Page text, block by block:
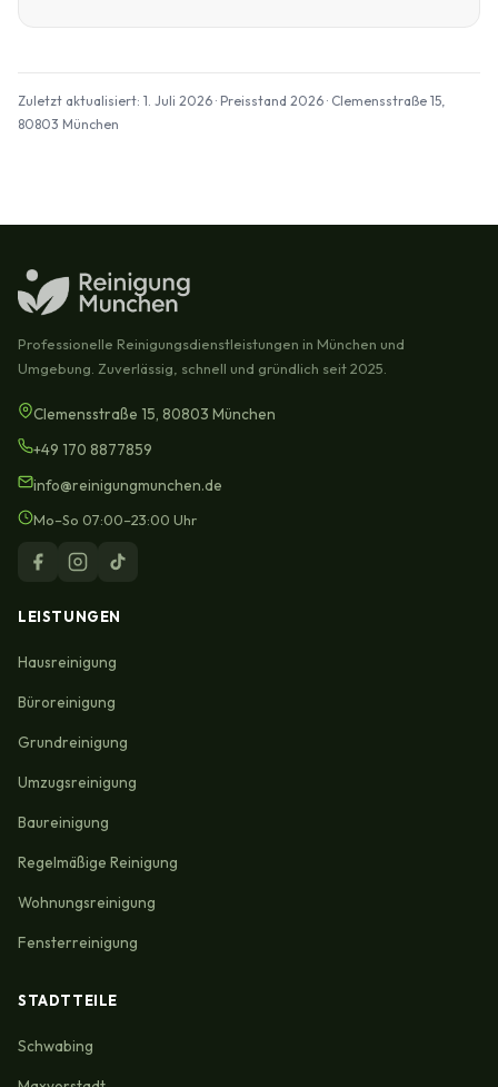
Zuletzt aktualisiert: 1. Juli 2026 · Preisstand 2026 · Clemensstraße 15,
80803 München
Professionelle Reinigungsdienstleistungen in München und
Umgebung. Zuverlässig, schnell und gründlich seit 2025.
Clemensstraße 15, 80803 München
+49 170 8877859
info@reinigungmunchen.de
Mo–So 07:00–23:00 Uhr
LEISTUNGEN
Hausreinigung
Büroreinigung
Grundreinigung
Umzugsreinigung
Baureinigung
Regelmäßige Reinigung
Wohnungsreinigung
Fensterreinigung
STADTTEILE
Schwabing